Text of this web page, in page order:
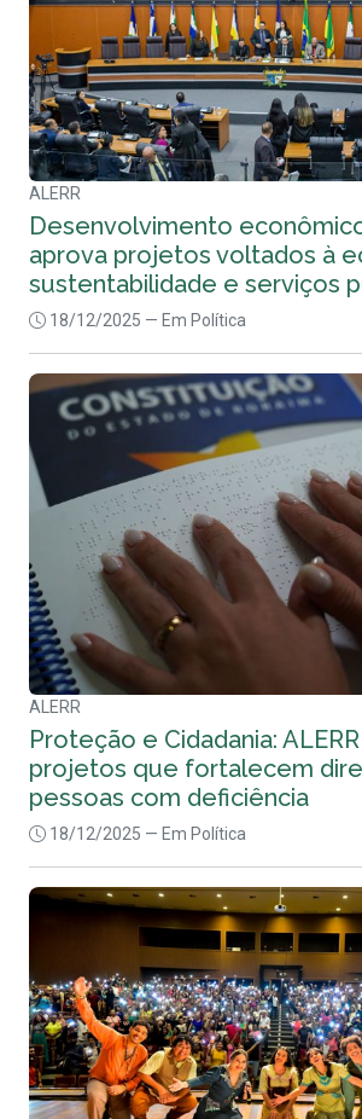
ALERR
Desenvolvimento
aprova projetos voltados à
sustentabilidade e serviços
18/12/2025 — Em Política
ALERR
Proteção e Cidadania:
projetos que fortalecem
pessoas com deficiência
18/12/2025 — Em Política